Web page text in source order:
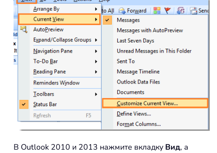
В Outlook 2010 и 2013 нажмите вкладку Вид, а